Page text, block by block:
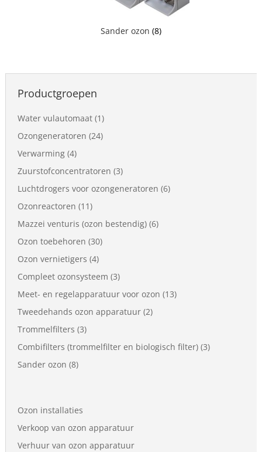
Sander ozon (8)
Productgroepen
Water vulautomaat (1)
Ozongeneratoren (24)
Verwarming (4)
Zuurstofconcentratoren (3)
Luchtdrogers voor ozongeneratoren (6)
Ozonreactoren (11)
Mazzei venturis (ozon bestendig) (6)
Ozon toebehoren (30)
Ozon vernietigers (4)
Compleet ozonsysteem (3)
Meet- en regelapparatuur voor ozon (13)
Tweedehands ozon apparatuur (2)
Trommelfilters (3)
Combifilters (trommelfilter en biologisch filter) (3)
Sander ozon (8)
Ozon installaties
Verkoop van ozon apparatuur
Verhuur van ozon apparatuur